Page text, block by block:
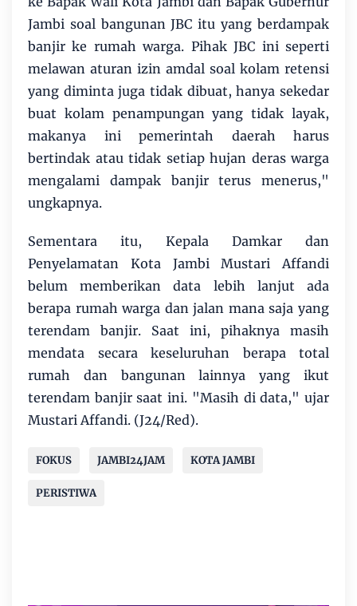
Jambi soal bangunan JBC itu yang berdampak
banjir ke rumah warga. Pihak JBC ini seperti
melawan aturan izin amdal soal kolam retensi
yang diminta juga tidak dibuat, hanya sekedar
buat kolam penampungan yang tidak layak,
makanya ini pemerintah daerah harus
bertindak atau tidak setiap hujan deras warga
mengalami dampak banjir terus menerus,"
ungkapnya.
Sementara itu, Kepala Damkar dan
Penyelamatan Kota Jambi Mustari Affandi
belum memberikan data lebih lanjut ada
berapa rumah warga dan jalan mana saja yang
terendam banjir. Saat ini, pihaknya masih
mendata secara keseluruhan berapa total
rumah dan bangunan lainnya yang ikut
terendam banjir saat ini. "Masih di data," ujar
Mustari Affandi. (J24/Red).
FOKUS JAMBI24JAM KOTA JAMBI
PERISTIWA